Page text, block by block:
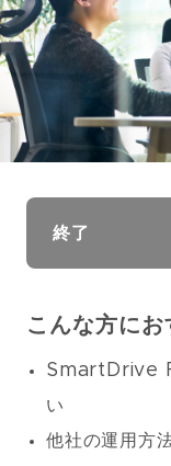
終了
こんな方にお
SmartDrive
い
他社の運用方